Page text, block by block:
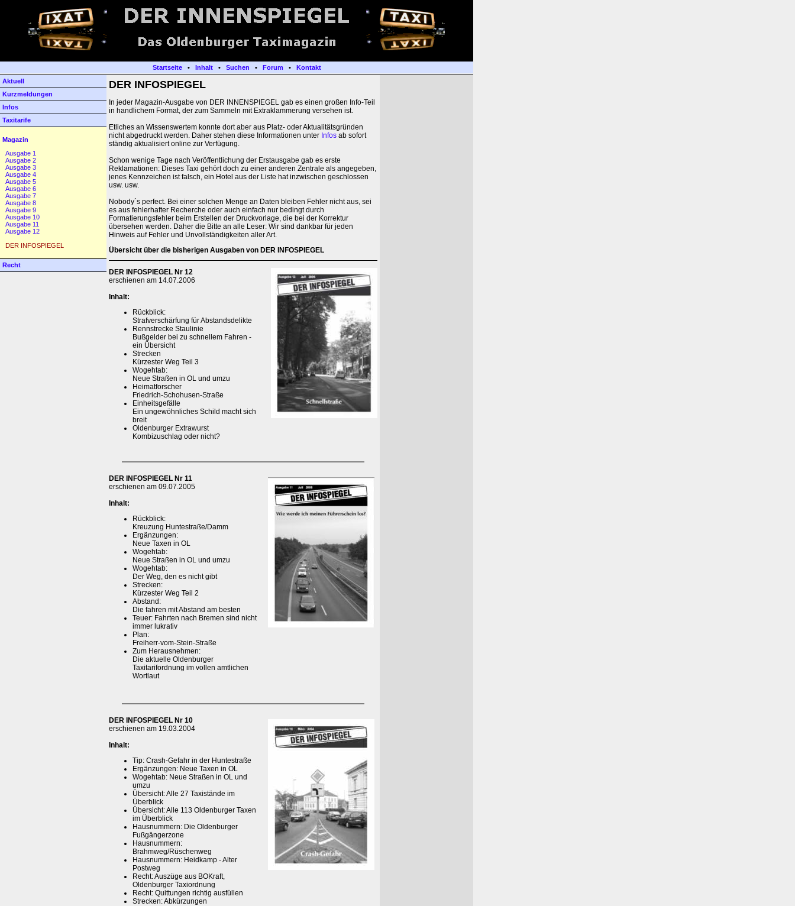
Startseite• Inhalt• Suchen • Forum •
Kontakt
Aktuell
Kurzmeldungen
Infos
Taxitarife
Magazin
Ausgabe 1
Ausgabe 2
Ausgabe 3
Ausgabe 4
Ausgabe 5
Ausgabe 6
Ausgabe 7
Ausgabe 8
Ausgabe 9
Ausgabe 10
Ausgabe 11
Ausgabe 12
DER INFOSPIEGEL
Recht
DER INFOSPIEGEL
In jeder Magazin-Ausgabe von DER INNENSPIEGEL gab es einen großen Info-Teil
in handlichem Format, der zum Sammeln mit Extraklammerung versehen ist.
Etliches an Wissenswertem konnte dort aber aus Platz- oder Aktualitätsgründen
nicht abgedruckt werden. Daher stehen diese Informationen unter Infos ab sofort
ständig aktualisiert online zur Verfügung.
Schon wenige Tage nach Veröffentlichung der Erstausgabe gab es erste
Reklamationen: Dieses Taxi gehört doch zu einer anderen Zentrale als angegeben,
jenes Kennzeichen ist falsch, ein Hotel aus der Liste hat inzwischen geschlossen
usw. usw.
Nobody´s perfect. Bei einer solchen Menge an Daten bleiben Fehler nicht aus, sei
es aus fehlerhafter Recherche oder auch einfach nur bedingt durch
Formatierungsfehler beim Erstellen der Druckvorlage, die bei der Korrektur
übersehen werden. Daher die Bitte an alle Leser: Wir sind dankbar für jeden
Hinweis auf Fehler und Unvollständigkeiten aller Art.
Übersicht über die bisherigen Ausgaben von DER INFOSPIEGEL
DER INFOSPIEGEL Nr 12
erschienen am 14.07.2006
Inhalt:
Rückblick:
Strafverschärfung für Abstandsdelikte
Rennstrecke Staulinie
Bußgelder bei zu schnellem Fahren -
ein Übersicht
Strecken
Kürzester Weg Teil 3
Wogehtab:
Neue Straßen in OL und umzu
Heimatforscher
Friedrich-Schohusen-Straße
Einheitsgefälle
Ein ungewöhnliches Schild macht sich
breit
Oldenburger Extrawurst
Kombizuschlag oder nicht?
DER INFOSPIEGEL Nr 11
erschienen am 09.07.2005
Inhalt:
Rückblick:
Kreuzung Huntestraße/Damm
Ergänzungen:
Neue Taxen in OL
Wogehtab:
Neue Straßen in OL und umzu
Wogehtab:
Der Weg, den es nicht gibt
Strecken:
Kürzester Weg Teil 2
Abstand:
Die fahren mit Abstand am besten
Teuer: Fahrten nach Bremen sind nicht
immer lukrativ
Plan:
Freiherr-vom-Stein-Straße
Zum Herausnehmen:
Die aktuelle Oldenburger
Taxitarifordnung im vollen amtlichen
Wortlaut
DER INFOSPIEGEL Nr 10
erschienen am 19.03.2004
Inhalt:
Tip: Crash-Gefahr in der Huntestraße
Ergänzungen: Neue Taxen in OL
Wogehtab: Neue Straßen in OL und
umzu
Übersicht: Alle 27 Taxistände im
Überblick
Übersicht: Alle 113 Oldenburger Taxen
im Überblick
Hausnummern: Die Oldenburger
Fußgängerzone
Hausnummern:
Brahmweg/Rüschenweg
Hausnummern: Heidkamp - Alter
Postweg
Recht: Auszüge aus BOKraft,
Oldenburger Taxiordnung
Recht: Quittungen richtig ausfüllen
Strecken: Abkürzungen